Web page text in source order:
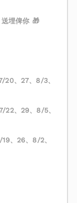
送埋俾你 🎁
、27、8/3、
22、29、8/5、
、26、8/2、